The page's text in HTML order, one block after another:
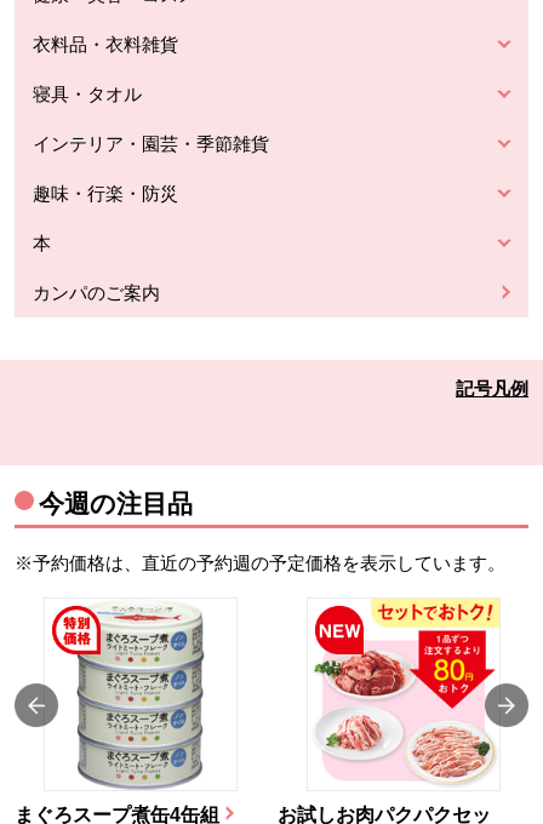
衣料品・衣料雑貨
寝具・タオル
インテリア・園芸・季節雑貨
趣味・行楽・防災
本
カンパのご案内
記号凡例
今週の注目品
※予約価格は、直近の予約週の予定価格を表示しています。
まぐろスープ煮缶4缶組
お試しお肉パクパクセッ